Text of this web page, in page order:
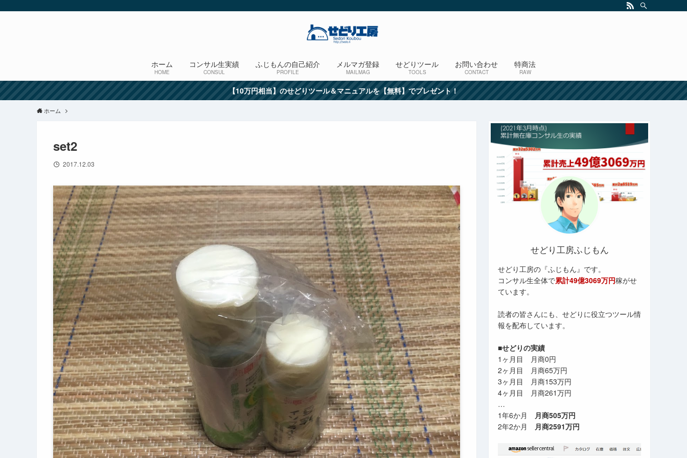
ホーム
HOME
コンサル生実績
CONSUL
ふじもんの自己紹介
PROFILE
メルマガ登録
MAILMAG
せどりツール
TOOLS
お問い合わせ
CONTACT
特商法
RAW
【10万円相当】のせどりツール＆マニュアルを【無料】でプレゼント！
ホーム
set2
2017.12.03
せどり工房ふじもん
せどり工房の『ふじもん』です。
コンサル生全体で累計49億3069万円稼がせ
ています。
読者の皆さんにも、せどりに役立つツール情
報を配布しています。
■せどりの実績
1ヶ月目 月商0円
2ヶ月目 月商65万円
3ヶ月目 月商153万円
4ヶ月目 月商261万円
…
1年6か月 月商505万円
2年2か月 月商2591万円